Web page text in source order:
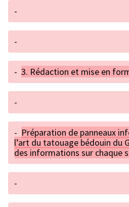
-
-
- 3. Rédaction et mise en
-
- Préparation de panneaux
l’art du tatouage bédouin du
des informations sur chaque
-